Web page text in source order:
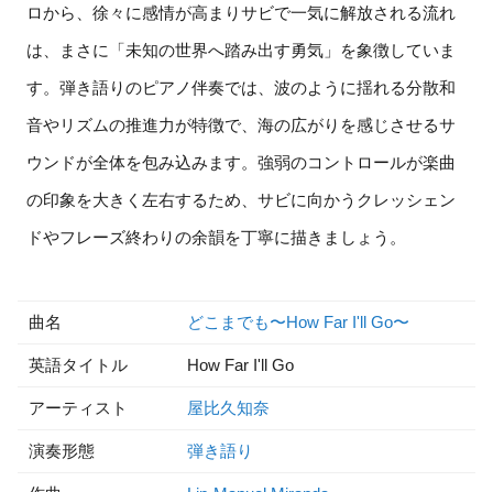
ロから、徐々に感情が高まりサビで一気に解放される流れ
は、まさに「未知の世界へ踏み出す勇気」を象徴していま
す。弾き語りのピアノ伴奏では、波のように揺れる分散和
音やリズムの推進力が特徴で、海の広がりを感じさせるサ
ウンドが全体を包み込みます。強弱のコントロールが楽曲
の印象を大きく左右するため、サビに向かうクレッシェン
ドやフレーズ終わりの余韻を丁寧に描きましょう。
曲名 どこまでも〜How Far I'll Go〜
英語タイトル How Far I'll Go
アーティスト 屋比久知奈
演奏形態 弾き語り